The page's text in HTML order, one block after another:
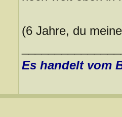
(6 Jahre, du
Es handelt vom